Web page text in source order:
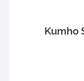
Kumho